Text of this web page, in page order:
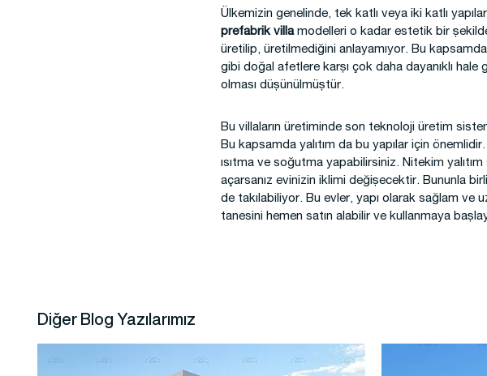
Ülkemizin genelinde, tek katlı veya iki katlı
prefabrik villamodelleri o kadar estetik bir
üretilip, üretilmediğini anlayamıyor. Bu
gibi doğal afetlere karşı çok daha dayanıklı hale
olması düşünülmüştür.
Bu villaların üretiminde son teknoloji üretim
Bu kapsamda yalıtım da bu yapılar için
ısıtma ve soğutma yapabilirsiniz. Nitekim
açarsanız evinizin iklimi değişecektir. Bununla
de takılabiliyor. Bu evler, yapı olarak sağlam ve
tanesini hemen satın alabilir ve kullanmaya
Diğer Blog Yazılarımız